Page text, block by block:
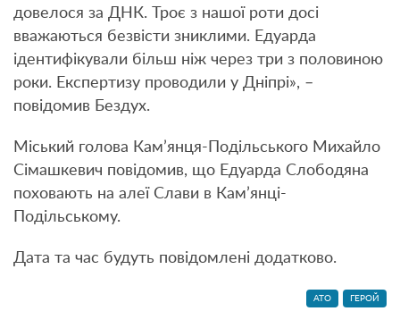
довелося за ДНК. Троє з нашої роти досі
вважаються безвісти зниклими. Едуарда
ідентифікували більш ніж через три з половиною
роки. Експертизу проводили у Дніпрі», –
повідомив Бездух.
Міський голова Кам’янця-Подільського Михайло
Сімашкевич повідомив, що Едуарда Слободяна
поховають на алеї Cлави в Кам’янці-
Подільському.
Дата та час будуть повідомлені додатково.
АТО ГЕРОЙ